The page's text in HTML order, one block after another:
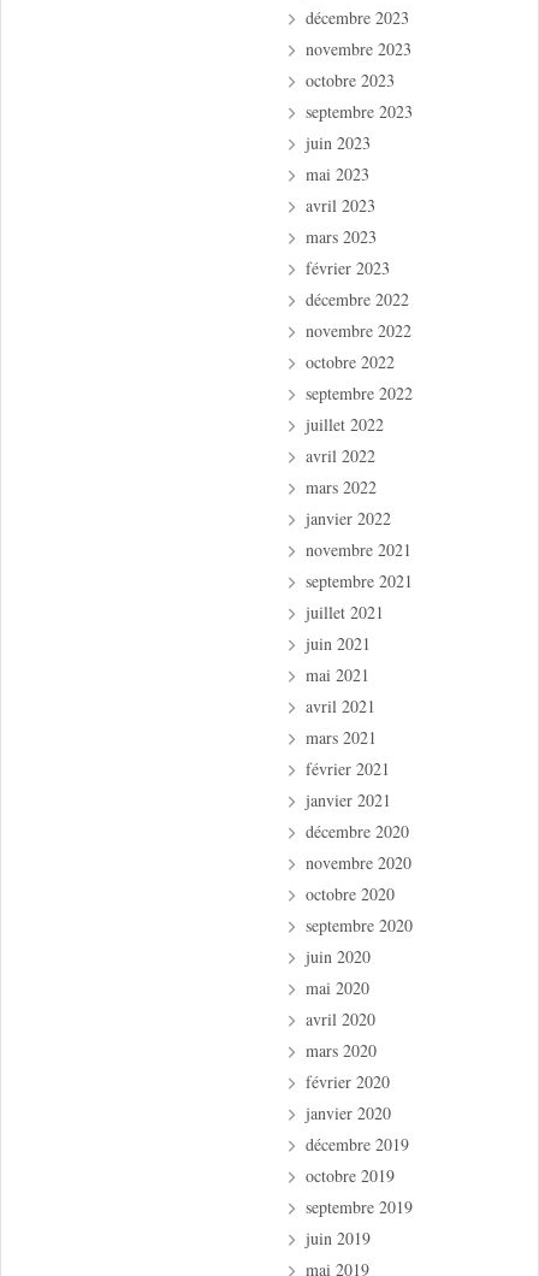
décembre 2023
novembre 2023
octobre 2023
septembre 2023
juin 2023
mai 2023
avril 2023
mars 2023
février 2023
décembre 2022
novembre 2022
octobre 2022
septembre 2022
juillet 2022
avril 2022
mars 2022
janvier 2022
novembre 2021
septembre 2021
juillet 2021
juin 2021
mai 2021
avril 2021
mars 2021
février 2021
janvier 2021
décembre 2020
novembre 2020
octobre 2020
septembre 2020
juin 2020
mai 2020
avril 2020
mars 2020
février 2020
janvier 2020
décembre 2019
octobre 2019
septembre 2019
juin 2019
mai 2019